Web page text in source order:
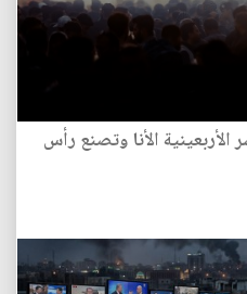
الأنا وتصنع رأس